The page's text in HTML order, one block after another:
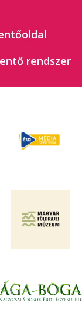
rendszer